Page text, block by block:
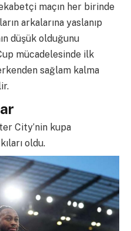
maçın her birinde
arkalarına yaslanıp
düşük olduğunu
mücadelesinde ilk
sağlam kalma
City’nin kupa
oldu.